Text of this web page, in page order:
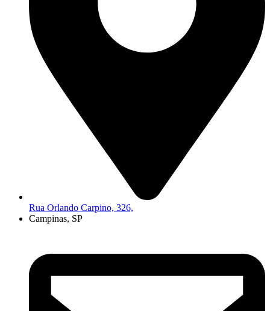
Rua Orlando Carpino, 326,
Campinas, SP